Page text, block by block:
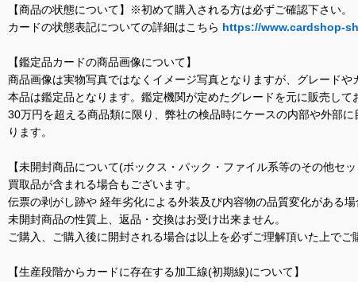
【商品の状態について】※初めて購入される方は必ずご確認下さい。
カードの状態表記についての詳細はこちら https://www.cardshop-
【鑑定品カードの商品画像について】
商品画像は実物写真ではなくイメージ写真となりますが、グレードや
本品は鑑定品となります。鑑定機関が定めたグレードを元に販売し
30万円を超える商品類に限り、弊社の検品時にケースの内部や外部
ります。
【未開封商品について(ボックス・パック・ファイル系等のその他セッ
買取品が含まれる場合もございます。
伝票の剥がし跡や 経年劣化による外装及び内容物の品質変化がある場
未開封商品の性質上、返品・交換はお受け出来ません。
ご購入、ご購入後に開封される場合は以上を必ずご理解頂いた上でご
【生産段階からカードに存在する加工線(初期線)について】